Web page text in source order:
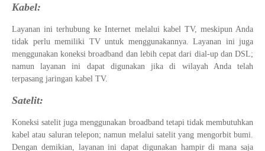
Kabel:
Layanan ini terhubung ke Internet melalui kabel TV, meskipun Anda
tidak perlu memiliki TV untuk menggunakannya. Layanan ini juga
menggunakan koneksi broadband dan lebih cepat dari dial-up dan DSL;
namun layanan ini dapat digunakan jika di wilayah Anda telah
terpasang jaringan kabel TV.
Satelit:
Koneksi satelit juga menggunakan broadband tetapi tidak membutuhkan
kabel atau saluran telepon; namun melalui satelit yang mengorbit bumi.
Dengan demikian, layanan ini dapat digunakan hampir di mana saja